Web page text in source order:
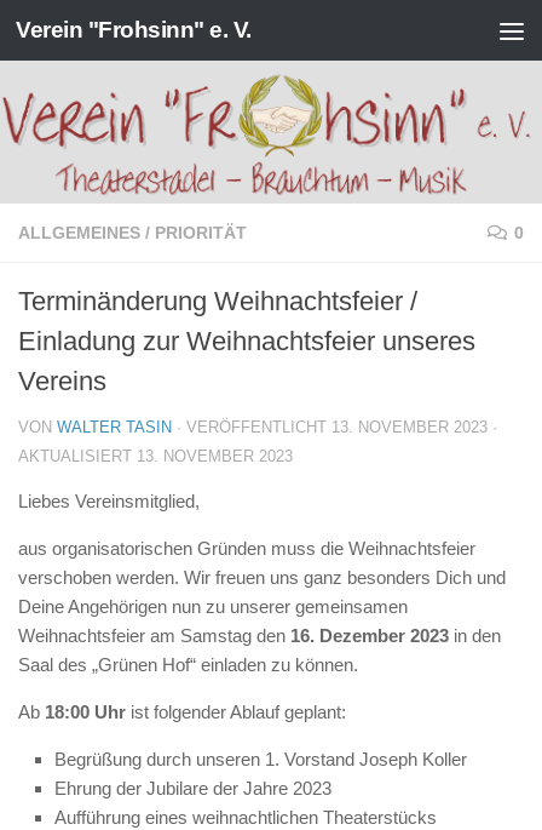
Zum Inhalt springen
Verein "Frohsinn" e. V.
ALLGEMEINES / PRIORITÄT 0
Terminänderung Weihnachtsfeier /
Einladung zur Weihnachtsfeier unseres
Vereins
VON WALTER TASIN · VERÖFFENTLICHT 13. NOVEMBER 2023 ·
AKTUALISIERT 13. NOVEMBER 2023
Liebes Vereinsmitglied,
aus organisatorischen Gründen muss die Weihnachtsfeier
verschoben werden. Wir freuen uns ganz besonders Dich und
Deine Angehörigen nun zu unserer gemeinsamen
Weihnachtsfeier am Samstag den 16. Dezember 2023 in den
Saal des „Grünen Hof“ einladen zu können.
Ab 18:00 Uhr ist folgender Ablauf geplant:
Begrüßung durch unseren 1. Vorstand Joseph Koller
Ehrung der Jubilare der Jahre 2023
Aufführung eines weihnachtlichen Theaterstücks